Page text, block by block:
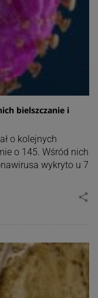
bielszczanie i
o kolejnych
o 145. Wśród nich
wykryto u 7
share